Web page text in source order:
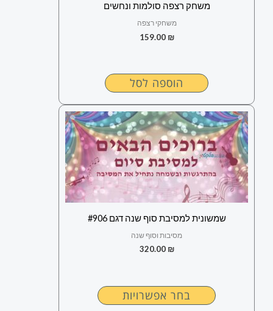
משחק רצפה סולמות ונחשים
משחקי רצפה
159.00 ₪
הוספה לסל
שמשונית למסיבת סוף שנה דגם #906
מסיבות וסוף שנה
320.00 ₪
בחר אפשרויות
למוצר
זה
יש
מספר
סוגים.
ניתן
האפשרויות